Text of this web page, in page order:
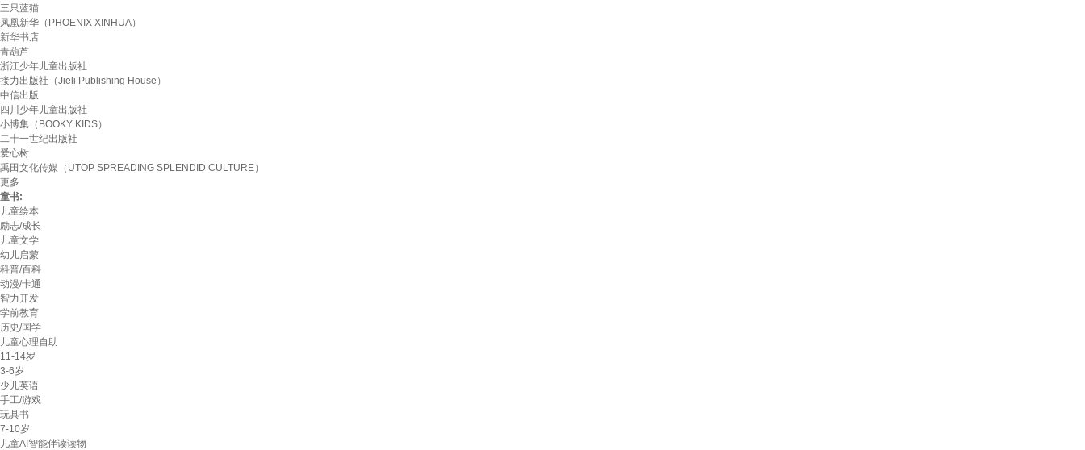
三只蓝猫
凤凰新华（PHOENIX XINHUA）
新华书店
青葫芦
浙江少年儿童出版社
接力出版社（Jieli Publishing House）
中信出版
四川少年儿童出版社
小博集（BOOKY KIDS）
二十一世纪出版社
爱心树
禹田文化传媒（UTOP SPREADING SPLENDID CULTURE）
更多
童书:
儿童绘本
励志/成长
儿童文学
幼儿启蒙
科普/百科
动漫/卡通
智力开发
学前教育
历史/国学
儿童心理自助
11-14岁
3-6岁
少儿英语
手工/游戏
玩具书
7-10岁
儿童AI智能伴读读物